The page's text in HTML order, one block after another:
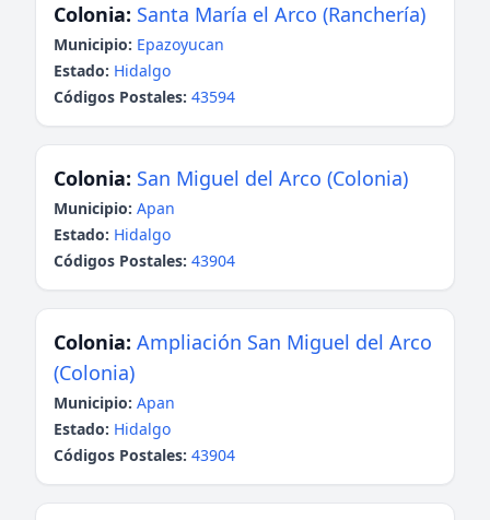
Colonia: Santa María el Arco (Ranchería)
Municipio: Epazoyucan
Estado: Hidalgo
Códigos Postales: 43594
Colonia: San Miguel del Arco (Colonia)
Municipio: Apan
Estado: Hidalgo
Códigos Postales: 43904
Colonia: Ampliación San Miguel del Arco
(Colonia)
Municipio: Apan
Estado: Hidalgo
Códigos Postales: 43904